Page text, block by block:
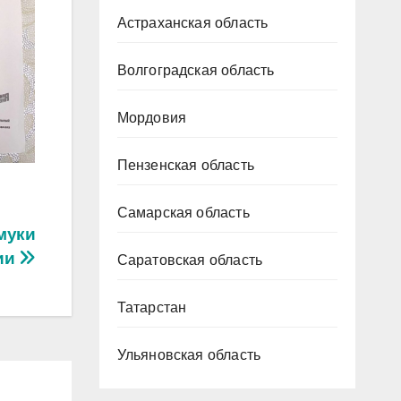
Астраханская область
Волгоградская область
Мордовия
Пензенская область
Самарская область
Саратовская область
Татарстан
Ульяновская область